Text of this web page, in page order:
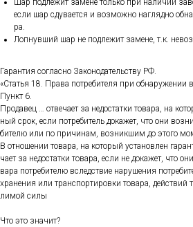
Шар под­ле­жит за­мене толь­ко при на­личии
ес­ли шар сду­ва­ет­ся и воз­можно наг­лядно
ра.
Лоп­нувший шар не под­ле­жит за­мене, т.к.
Га­ран­тия сог­ласно За­коно­датель­ству РФ.
«Статья 18. Пра­ва пот­ре­бите­ля при об­на­руже­нии в
Пункт 6.
Про­давец … от­ве­ча­ет за не­дос­татки то­вара, на
ный срок, ес­ли пот­ре­битель до­кажет, что они
бите­лю или по при­чинам, воз­никшим до это­го
В от­но­шении то­вара, на ко­торый ус­та­нов­лен
ча­ет за не­дос­татки то­вара, ес­ли не до­кажет, что
вара пот­ре­бите­лю вследс­твие на­руше­ния
хра­нения или тран­спор­ти­ров­ки то­вара, дей­ствий
лимой си­лы
Что это зна­чит?